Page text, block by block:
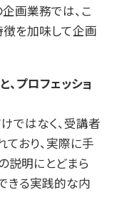
画業務では、こ
徴を加味して企画
プロフェッショ
ではなく、受講者
おり、実際に手
説明にとどまら
きる実践的な内